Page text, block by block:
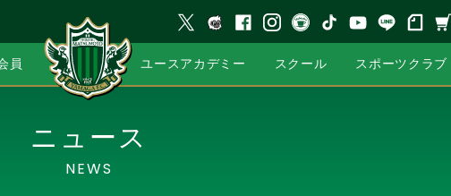
員 ユースアカデミー スクール スポーツクラブ
ニュース
NEWS